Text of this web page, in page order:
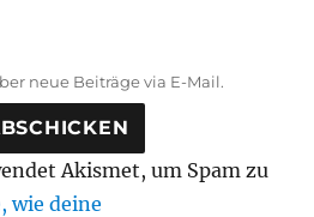
neue Beiträge via E-Mail.
Akismet, um Spam zu
wie deine